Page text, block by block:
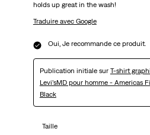
holds up great in the wash!
Traduire avec Google
Oui, Je recommande ce produit.
Publication initiale sur T-shirt
Levi’sMD pour homme - Americas
Black
Taille